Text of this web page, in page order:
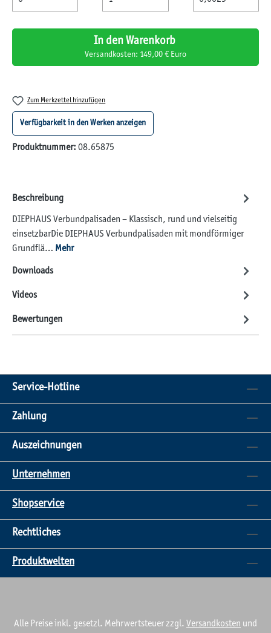
In den Warenkorb
Versandkosten: 149,00 € Euro
Zum Merkzettel hinzufügen
Verfügbarkeit in den Werken anzeigen
Produktnummer: 08.65875
Beschreibung
DIEPHAUS Verbundpalisaden – Klassisch, rund und vielseitig
einsetzbarDie DIEPHAUS Verbundpalisaden mit mondförmiger
Grundflä… Mehr
Downloads
Videos
Bewertungen
Service-Hotline
Zahlung
Auszeichnungen
Unternehmen
Shopservice
Rechtliches
Produktwelten
Alle Preise inkl. gesetzl. Mehrwertsteuer zzgl. Versandkosten und